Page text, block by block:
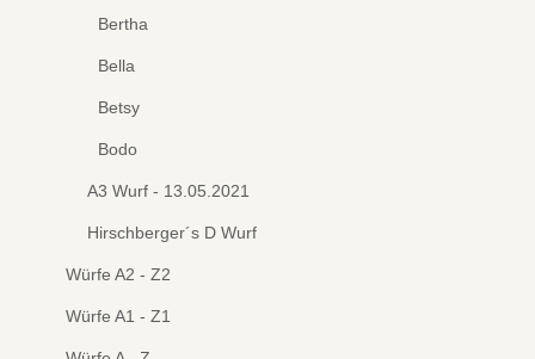
Bertha
Bella
Betsy
Bodo
A3 Wurf - 13.05.2021
Hirschberger´s D Wurf
Würfe A2 - Z2
Würfe A1 - Z1